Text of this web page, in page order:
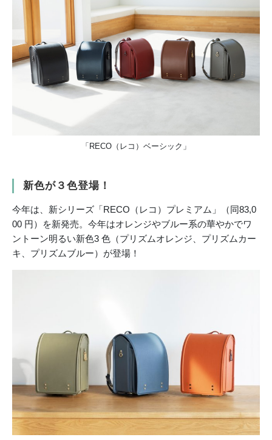
「RECO（レコ）ベーシック」
新色が３色登場！
今年は、新シリーズ「RECO（レコ）プレミアム」（同83,0
00 円）を新発売。今年はオレンジやブルー系の華やかでワ
ントーン明るい新色3 色（プリズムオレンジ、プリズムカー
キ、プリズムブルー）が登場！